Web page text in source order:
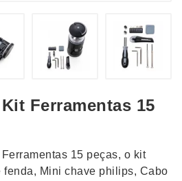
Ferramentas 15
15 peças, o kit
fenda, Mini chave philips, Cabo